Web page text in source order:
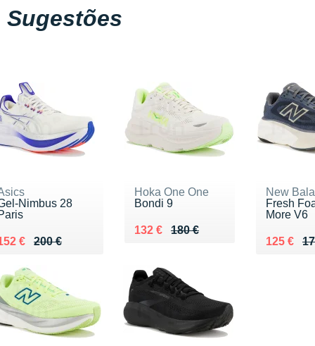
Sugestões
Nimbus 28
200 €
lieu de 200 €
€ 152 €
Hoka One One
Bondi 9
180 €
Au lieu de 180 €
132 €
Vendu 132 €
New
Fresh
More V6
Au lieu
125 €
Vendu